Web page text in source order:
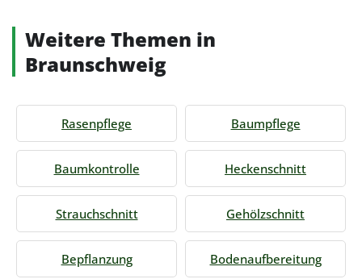
Weitere Themen in
Braunschweig
Rasenpflege Baumpflege
Baumkontrolle Heckenschnitt
Strauchschnitt Gehölzschnitt
Bepflanzung Bodenaufbereitung